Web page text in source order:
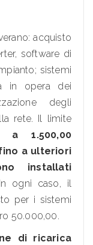
acquisto
software di
sistemi
in opera dei
degli
rete. Il limite
a 1.500,00
a ulteriori
installati
ogni caso, il
per i sistemi
50.000,00.
di ricarica